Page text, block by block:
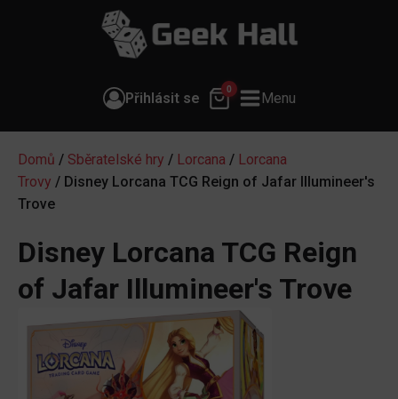
Přihlásit se
0
Menu
Domů / Sběratelské hry / Lorcana / Lorcana
Trovy / Disney Lorcana TCG Reign of Jafar Illumineer's
Trove
Disney Lorcana TCG Reign
of Jafar Illumineer's Trove